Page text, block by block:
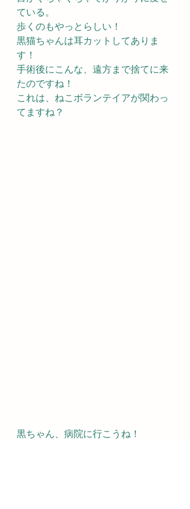
ている。
歩くのもやっとらしい！
黒猫ちゃんは耳カットしてありま
す！
手術後にこんな、遠方まで捨てに来
たのですね！
これは、ねこボランテイアが関わっ
てますね？
黒ちゃん、病院に行こうね！